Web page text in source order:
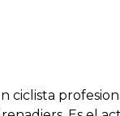
ciclista